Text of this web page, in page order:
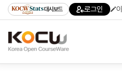
기
기
기
content)
가
대시보드 로그인